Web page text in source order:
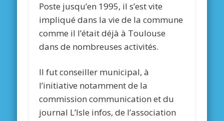
Poste jusqu’en 1995, il s’est vite
impliqué dans la vie de la commune
comme il l’était déjà à Toulouse
dans de nombreuses activités.
Il fut conseiller municipal, à
l’initiative notamment de la
commission communication et du
journal L’Isle infos, de l’association